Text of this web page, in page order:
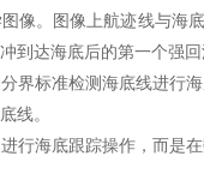
像。图像上航迹线与海
到达海底后的第一个强回
标准检测海底线进行海
线。
海底跟踪操作，而是在